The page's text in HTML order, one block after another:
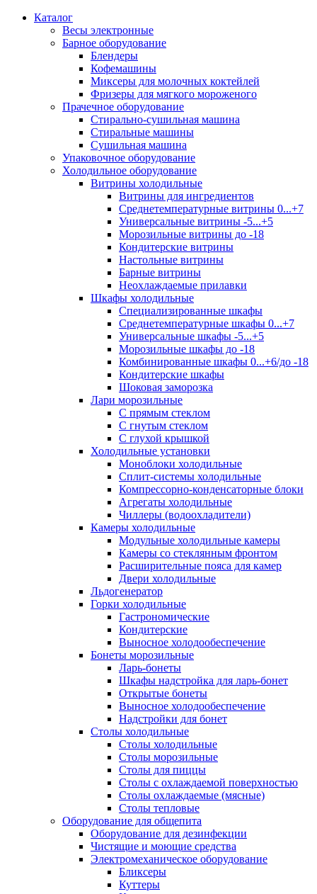
Каталог
Весы электронные
Барное оборудование
Блендеры
Кофемашины
Миксеры для молочных коктейлей
Фризеры для мягкого мороженого
Прачечное оборудование
Стирально-сушильная машина
Стиральные машины
Сушильная машина
Упаковочное оборудование
Холодильное оборудование
Витрины холодильные
Витрины для ингредиентов
Среднетемпературные витрины 0...+7
Универсальные витрины -5...+5
Морозильные витрины до -18
Кондитерские витрины
Настольные витрины
Барные витрины
Неохлаждаемые прилавки
Шкафы холодильные
Cпециализированные шкафы
Среднетемпературные шкафы 0...+7
Универсальные шкафы -5...+5
Морозильные шкафы до -18
Комбинированные шкафы 0...+6/до -18
Кондитерские шкафы
Шоковая заморозка
Лари морозильные
С прямым стеклом
С гнутым стеклом
С глухой крышкой
Холодильные установки
Моноблоки холодильные
Сплит-системы холодильные
Компрессорно-конденсаторные блоки
Агрегаты холодильные
Чиллеры (водоохладители)
Камеры холодильные
Модульные холодильные камеры
Камеры со стеклянным фронтом
Расширительные пояса для камер
Двери холодильные
Льдогенератор
Горки холодильные
Гастрономические
Кондитерские
Выносное холодообеспечение
Бонеты морозильные
Ларь-бонеты
Шкафы надстройка для ларь-бонет
Открытые бонеты
Выносное холодообеспечение
Надстройки для бонет
Столы холодильные
Столы холодильные
Столы морозильные
Столы для пиццы
Столы с охлаждаемой поверхностью
Столы охлаждаемые (мясные)
Столы тепловые
Оборудование для общепита
Оборудование для дезинфекции
Чистящие и моющие средства
Электромеханическое оборудование
Бликсеры
Куттеры